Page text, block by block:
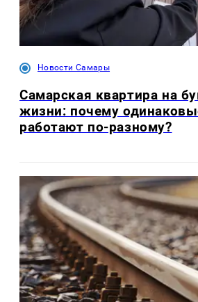
Новости Самары
Самарская квартира на
жизни: почему
работают по-разному?